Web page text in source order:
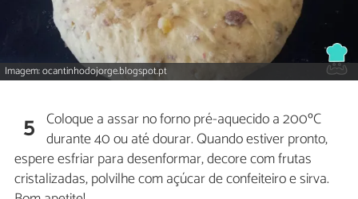
Imagem: ocantinhodojorge.blogspot.pt
5 Coloque a assar no forno pré-aquecido a 200ºC
durante 40 ou até dourar. Quando estiver pronto,
espere esfriar para desenformar, decore com frutas
cristalizadas, polvilhe com açúcar de confeiteiro e sirva.